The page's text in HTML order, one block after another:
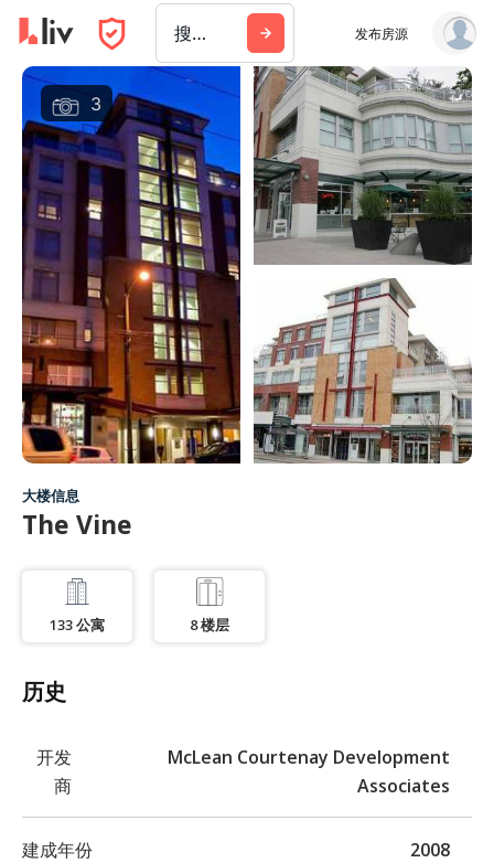
搜索城市、建筑或公司 发布房源
3
大楼信息
The Vine
133公寓 8楼层
历史
开发
商
McLean Courtenay Development
Associates
建成年份 2008